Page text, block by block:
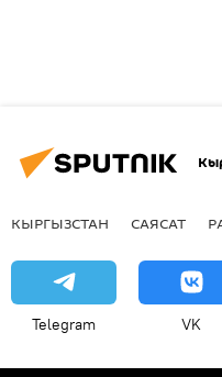
КЫРГЫЗСТАН САЯСАТ
Telegram VK